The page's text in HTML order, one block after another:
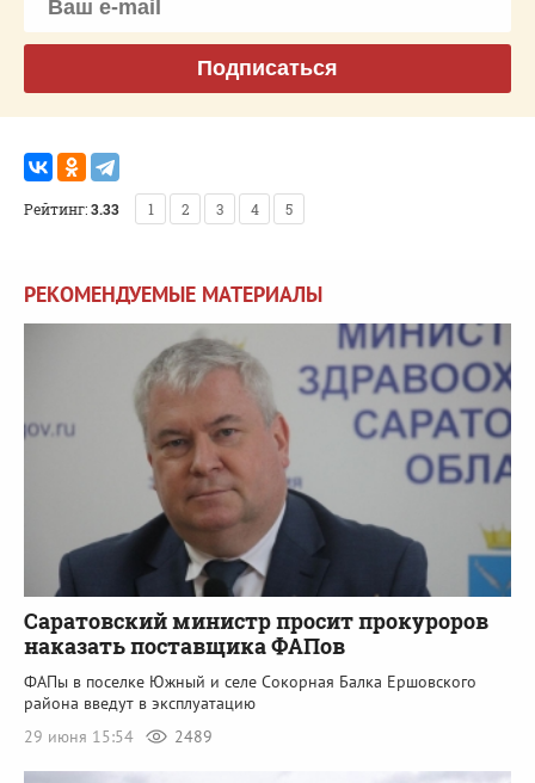
Подписаться
Рейтинг:3.33 1 2 3 4 5
РЕКОМЕНДУЕМЫЕ МАТЕРИАЛЫ
Саратовский министр просит прокуроров
наказать поставщика ФАПов
ФАПы в поселке Южный и селе Сокорная Балка Ершовского
района введут в эксплуатацию
29 июня 15:54
2489